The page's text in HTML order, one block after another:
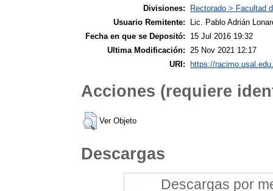
Divisiones:
Rectorado > Facultad
Usuario Remitente:
Lic. Pablo Adrián
Fecha en que se Depositó:
15 Jul 2016 19:32
Ultima Modificación: 25 Nov 2021 12:17
URI:
https://
Acciones (requiere
Ver Objeto
Descargas
Descargas por